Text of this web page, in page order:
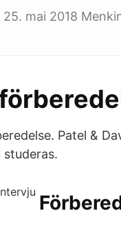
mai 2018
Patel &
studeras.